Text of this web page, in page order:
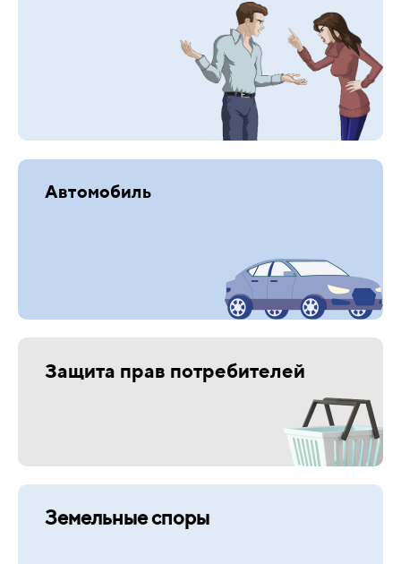
Автомобиль
Защита прав потребителей
Земельные споры